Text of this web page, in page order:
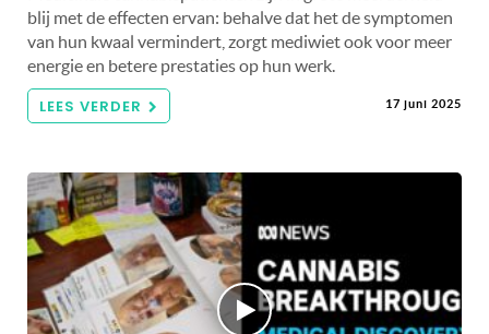
blij met de effecten ervan: behalve dat het de symptomen
van hun kwaal vermindert, zorgt mediwiet ook voor meer
energie en betere prestaties op hun werk.
LEES VERDER 17 juni 2025